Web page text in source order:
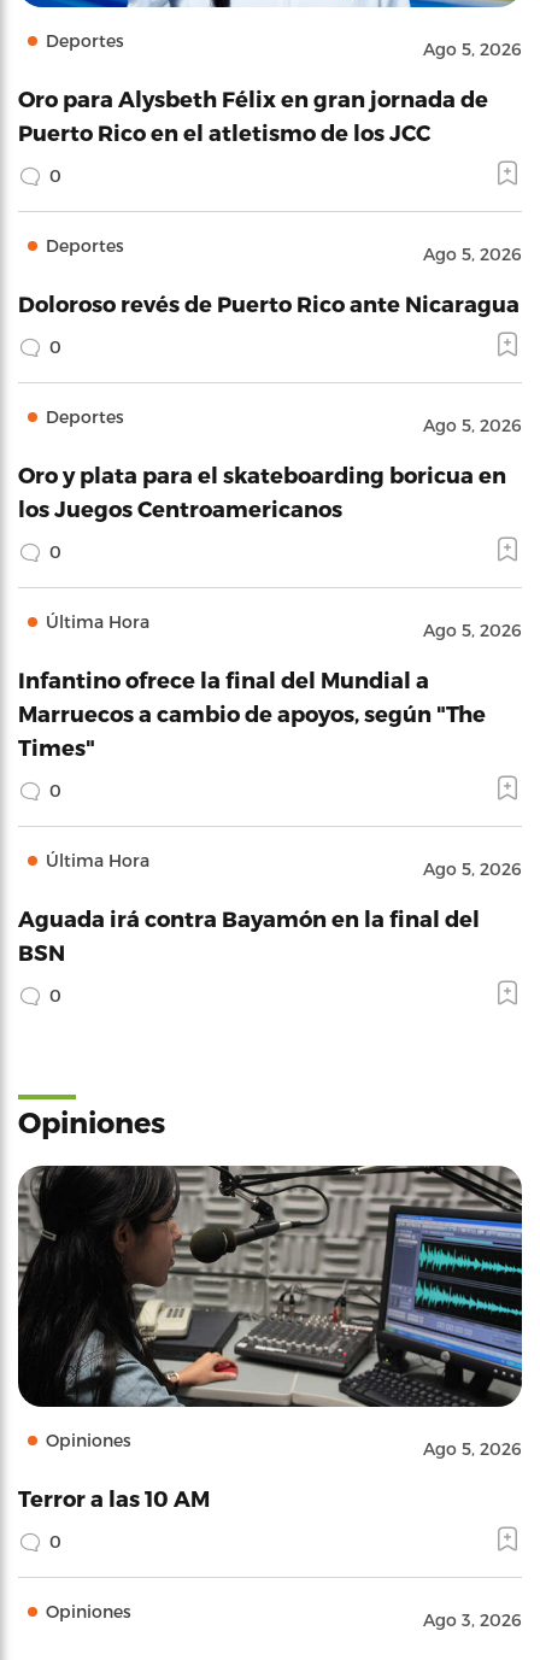
Deportes Ago 5, 2026
Oro para Alysbeth Félix en gran jornada de
Puerto Rico en el atletismo de los JCC
0
Deportes Ago 5, 2026
Doloroso revés de Puerto Rico ante Nicaragua
0
Deportes Ago 5, 2026
Oro y plata para el skateboarding boricua en
los Juegos Centroamericanos
0
Última Hora Ago 5, 2026
Infantino ofrece la final del Mundial a
Marruecos a cambio de apoyos, según "The
Times"
0
Última Hora Ago 5, 2026
Aguada irá contra Bayamón en la final del
BSN
0
Opiniones
Opiniones Ago 5, 2026
Terror a las 10 AM
0
Opiniones Ago 3, 2026